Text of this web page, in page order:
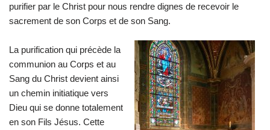
purifier par le Christ pour nous rendre dignes de recevoir le
sacrement de son Corps et de son Sang.
La purification qui précède la
communion au Corps et au
Sang du Christ devient ainsi
un chemin initiatique vers
Dieu qui se donne totalement
en son Fils Jésus. Cette